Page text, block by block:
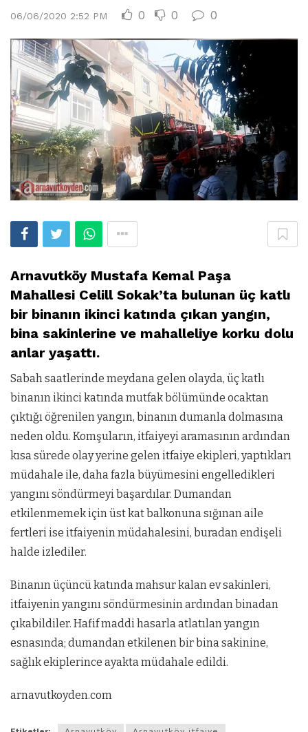
06/06/2020 2:52 PM 0 0 0
Arnavutköy Mustafa Kemal Paşa
Mahallesi Celill Sokak’ta bulunan üç katlı
bir binanın ikinci katında çıkan yangın,
bina sakinlerine ve mahalleliye korku dolu
anlar yaşattı.
Sabah saatlerinde meydana gelen olayda, üç katlı
binanın ikinci katında mutfak bölümünde ocaktan
çıktığı öğrenilen yangın, binanın dumanla dolmasına
neden oldu. Komşuların, itfaiyeyi aramasının ardından
kısa sürede olay yerine gelen itfaiye ekipleri, yaptıkları
müdahale ile, daha fazla büyümesini engelledikleri
yangını söndürmeyi başardılar. Dumandan
etkilenmemek için üst kat balkonuna sığınan aile
fertleri ise itfaiyenin müdahalesini, buradan endişeli
halde izlediler.
Binanın üçüncü katında mahsur kalan ev sakinleri,
itfaiyenin yangını söndürmesinin ardından binadan
çıkabildiler. Hafif maddi hasarla atlatılan yangın
esnasında; dumandan etkilenen bir bina sakinine,
sağlık ekiplerince ayakta müdahale edildi.
arnavutkoyden.com